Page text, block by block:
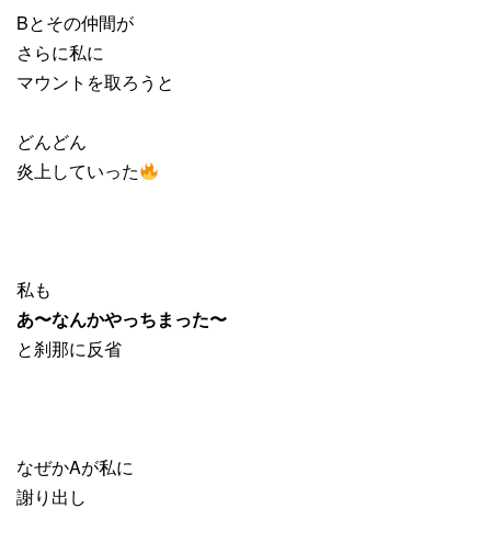
Bとその仲間が
さらに私に
マウントを取ろうと
どんどん
炎上していった
私も
あ〜なんかやっちまった〜
と刹那に反省
なぜかAが私に
謝り出し